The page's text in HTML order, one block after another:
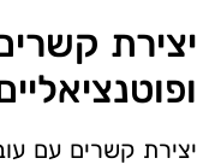
יצירת
יצירת קשרים עם